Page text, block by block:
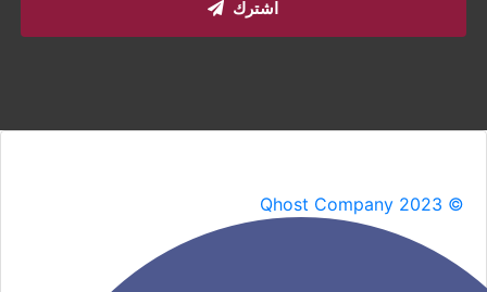
اشترك
Qhost Company 2023 ©